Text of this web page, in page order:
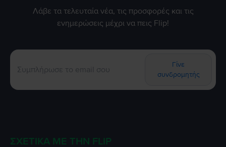
Λάβε τα τελευταία νέα, τις προσφορές και τις
ενημερώσεις μέχρι να πεις Flip!
Γίνε
συνδρομητής
ΣΧΕΤΙΚΆ ΜΕ ΤΗΝ FLIP